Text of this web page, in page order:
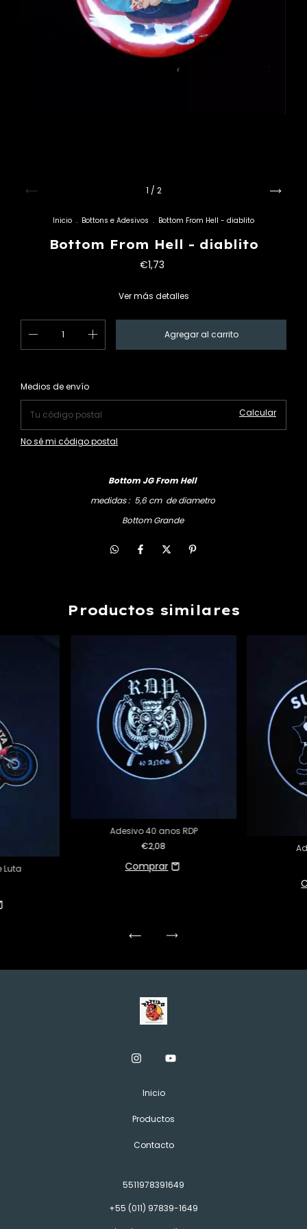
1 / 2
Inicio . Bottons e Adesivos . Bottom From Hell - diablito
Bottom From Hell - diablito
€1,73
Ver más detalles
Entregas para el CP:
Medios de envío
Calcular
No sé mi código postal
Bottom JG From Hell
medidas : 5,6 cm de diametro
Bottom Grande
Productos similares
Luta
Adesivo 40 anos RDP
€2,08
Inicio
Productos
Contacto
5511978391649
+55 (011) 97839-1649